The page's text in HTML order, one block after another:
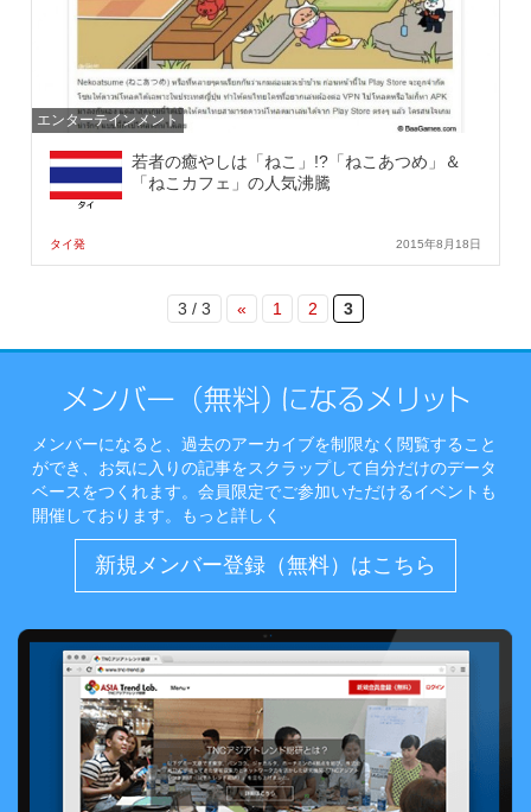
エンターテインメント
若者の癒やしは「ねこ」!?「ねこあつめ」＆
「ねこカフェ」の人気沸騰
タイ発 2015年8月18日
3 / 3 « 1 2 3
メンバーになると、過去のアーカイブを制限なく閲覧すること
ができ、お気に入りの記事をスクラップして自分だけのデータ
ベースをつくれます。会員限定でご参加いただけるイベントも
開催しております。
もっと詳しく
新規メンバー登録（無料）はこちら